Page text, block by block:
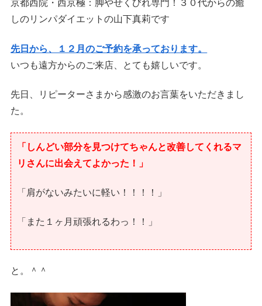
京都西院・西京極：脚やせくびれ専門！３０代からの癒
しのリンパダイエットの山下真莉です
先日から、１２月のご予約を承っております。
いつも遠方からのご来店、とても嬉しいです。
先日、リピーターさまから感激のお言葉をいただきまし
た。
「しんどい部分を見つけてちゃんと改善してくれるマ
リさんに出会えてよかった！」
「肩がないみたいに軽い！！！！」
「また１ヶ月頑張れるわっ！！」
と。＾＾